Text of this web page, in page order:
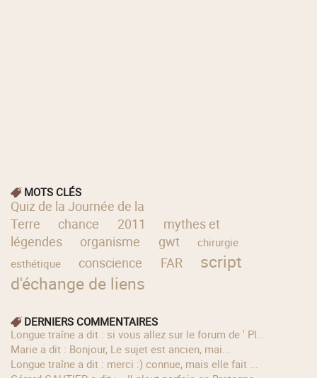
MOTS CLÉS
Quiz de la Journée de la
Terre
chance 2011
mythes et
légendes
organisme gwt
chirurgie
esthétique
conscience FAR
script
d'échange de liens
DERNIERS COMMENTAIRES
longue traîne a dit : si vous allez sur le forum de ' Pl...
Marie a dit : Bonjour, Le sujet est ancien, mai...
longue traîne a dit : merci :) connue, mais elle fait ...